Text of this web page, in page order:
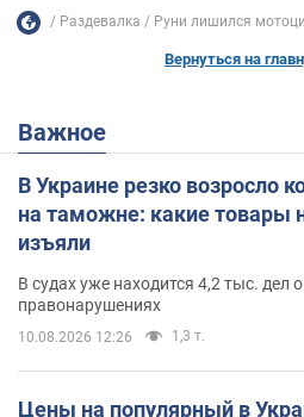
Раздевалка Руни лишился
Вернуться на
Важное
В Украине резко возросло
на таможне: какие товары
изъяли
В судах уже находится 4,2 тыс. дел
правонарушениях
10.08.2026 12:26 1,3 т.
Цены на популярный в